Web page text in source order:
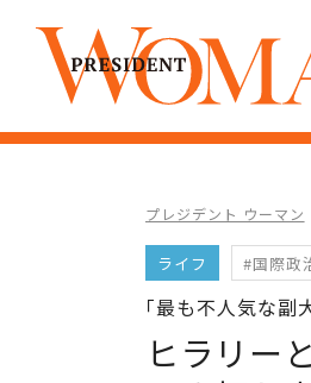
プレジデント ウーマン
ライフ #国際政
｢最も不人気な副
ヒラリー